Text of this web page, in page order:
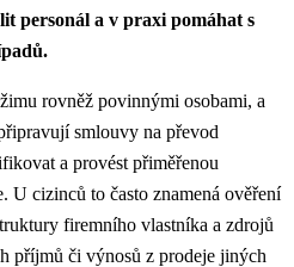
personál a v praxi pomáhat s
rovněž povinnými osobami, a
smlouvy na převod
a provést přiměřenou
U cizinců to často znamená ověření
firemního vlastníka a zdrojů
příjmů či výnosů z prodeje jiných